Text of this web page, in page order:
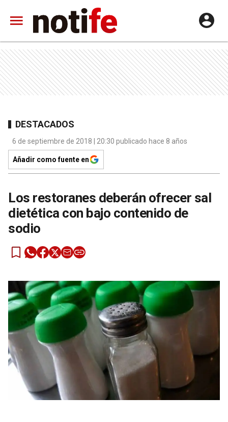
DESTACADOS
6 de septiembre de 2018 | 20:30 publicado hace 8 años
Añadir como fuente en
Los restoranes deberán ofrecer sal
dietética con bajo contenido de
sodio